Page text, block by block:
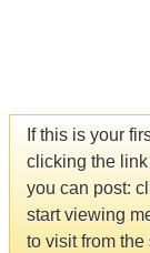
If this is your
clicking the
you can post:
start viewing
to visit from